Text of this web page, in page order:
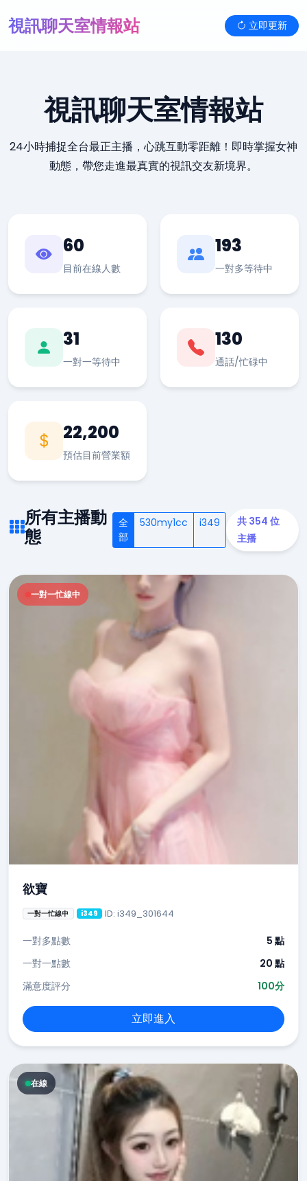
視訊聊天室情報站 立即更新
視訊聊天室情報站
24小時捕捉全台最正主播，心跳互動零距離！即時掌握女神
動態，帶您走進最真實的視訊交友新境界。
60
目前在線人數
193
一對多等待中
31
一對一等待中
130
通話/忙碌中
22,200
預估目前營業額
所有主播動
態
全
部
530my1cc i349
共 354 位
主播
一對一忙線中
欲寶
一對一忙線中 i349 ID: i349_301644
一對多點數
5 點
一對一點數
20 點
滿意度評分
100分
立即進入
在線